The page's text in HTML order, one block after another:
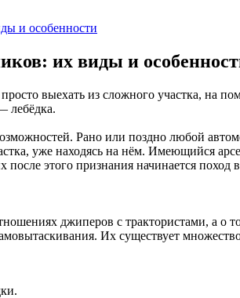
их виды и
выехать из сложного участка, на
лебёдка.
Рано или поздно любой
уже находясь на нём. Имеющийся
после этого признания начинается
джиперов с трактористами, а о
Их существует